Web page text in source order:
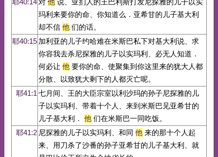
玛利来要你的命、你知道么．亚希甘的儿子基大利
却不信 他们的话。
耶40:15 加利亚的儿子约哈难在米斯巴私下对基大利说、求
你容我去杀尼探雅的儿子以实玛利、必无人知道．
何必让 他要你的命、使聚集到你这里来的犹大人都
分散、以致犹大剩下的人都灭亡呢。
耶41:1 七月间、王的大臣宗室以利沙玛的孙子尼探雅的儿
子以实玛利、带着十个人、来到米斯巴见亚希甘的
儿子基大利． 他们在米斯巴一同吃饭。
耶41:2 尼探雅的儿子以实玛利、和同 他来的那十个人起
来、用刀杀了沙番的孙子亚希甘的儿子基大利、就